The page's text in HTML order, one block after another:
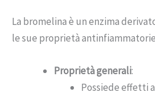
La bromelina è un enzima
le sue proprietà
Proprietà generali:
Possiede effetti